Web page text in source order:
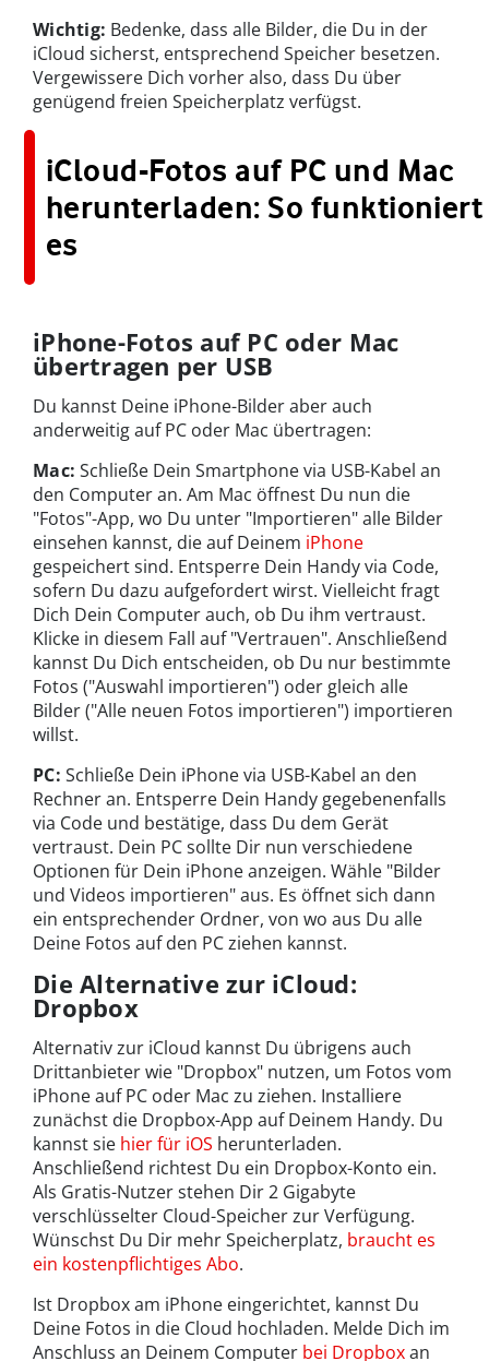
Wichtig: Bedenke, dass alle Bilder, die Du in der
iCloud sicherst, entsprechend Speicher besetzen.
Vergewissere Dich vorher also, dass Du über
genügend freien Speicherplatz verfügst.
iCloud-Fotos auf PC und Mac
herunterladen: So funktioniert
es
iPhone-Fotos auf PC oder Mac
übertragen per USB
Du kannst Deine iPhone-Bilder aber auch
anderweitig auf PC oder Mac übertragen:
Mac: Schließe Dein Smartphone via USB-Kabel an
den Computer an. Am Mac öffnest Du nun die
"Fotos"-App, wo Du unter "Importieren" alle Bilder
einsehen kannst, die auf Deinem iPhone
gespeichert sind. Entsperre Dein Handy via Code,
sofern Du dazu aufgefordert wirst. Vielleicht fragt
Dich Dein Computer auch, ob Du ihm vertraust.
Klicke in diesem Fall auf "Vertrauen". Anschließend
kannst Du Dich entscheiden, ob Du nur bestimmte
Fotos ("Auswahl importieren") oder gleich alle
Bilder ("Alle neuen Fotos importieren") importieren
willst.
PC: Schließe Dein iPhone via USB-Kabel an den
Rechner an. Entsperre Dein Handy gegebenenfalls
via Code und bestätige, dass Du dem Gerät
vertraust. Dein PC sollte Dir nun verschiedene
Optionen für Dein iPhone anzeigen. Wähle "Bilder
und Videos importieren" aus. Es öffnet sich dann
ein entsprechender Ordner, von wo aus Du alle
Deine Fotos auf den PC ziehen kannst.
Die Alternative zur iCloud:
Dropbox
Alternativ zur iCloud kannst Du übrigens auch
Drittanbieter wie "Dropbox" nutzen, um Fotos vom
iPhone auf PC oder Mac zu ziehen. Installiere
zunächst die Dropbox-App auf Deinem Handy. Du
kannst sie hier für iOS herunterladen.
Anschließend richtest Du ein Dropbox-Konto ein.
Als Gratis-Nutzer stehen Dir 2 Gigabyte
verschlüsselter Cloud-Speicher zur Verfügung.
Wünschst Du Dir mehr Speicherplatz, braucht es
ein kostenpflichtiges Abo.
Ist Dropbox am iPhone eingerichtet, kannst Du
Deine Fotos in die Cloud hochladen. Melde Dich im
Anschluss an Deinem Computer bei Dropboxan